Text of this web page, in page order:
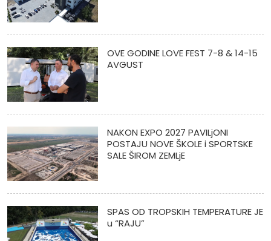
OVE GODINE LOVE FEST 7-8 & 14-15
AVGUST
NAKON EXPO 2027 PAVILjONI
POSTAJU NOVE ŠKOLE i SPORTSKE
SALE ŠIROM ZEMLjE
SPAS OD TROPSKIH TEMPERATURE JE
u “RAJU”